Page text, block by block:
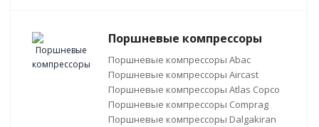
Поршневые компрессоры
Поршневые компрессоры Abac
Поршневые компрессоры Aircast
Поршневые компрессоры Atlas Copco
Поршневые компрессоры Comprag
Поршневые компрессоры Dalgakiran